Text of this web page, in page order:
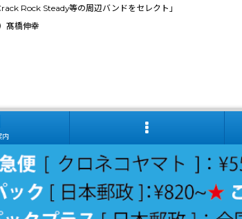
Rock Steady等の周辺バンドをセレクト」
髙橋伸幸
内